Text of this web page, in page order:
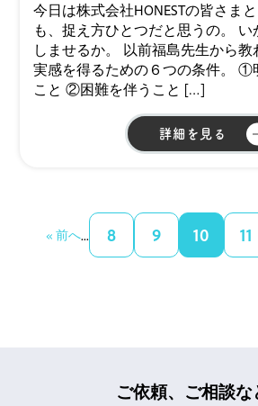
今日は株式会社HONESTの皆さま
も、捉え方ひとつだと思うの。
しませるか。 以前福島先生から
実感を得るための６つの条件。 ①
こと ②困難を伴うこと […]
詳細を見る
« 前へ... 8 9 10 11
ご依頼、ご相談な